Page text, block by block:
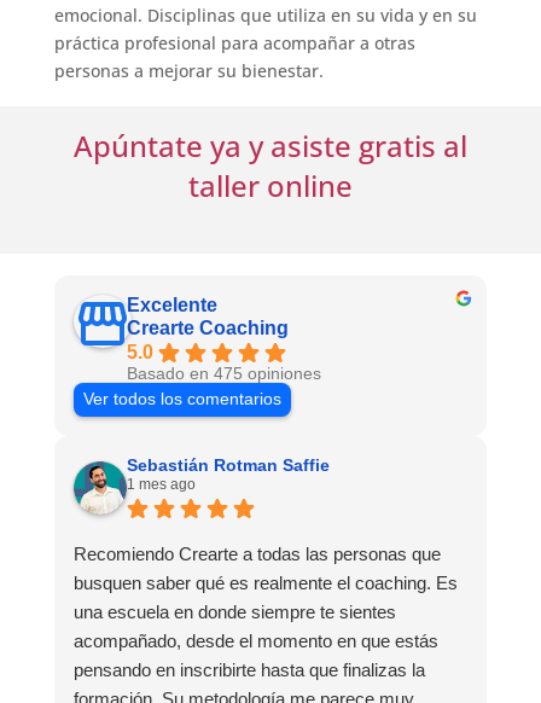
emocional. Disciplinas que utiliza en su vida y en su
práctica profesional para acompañar a otras
personas a mejorar su bienestar.
Apúntate ya y asiste gratis al
taller online
Excelente
Crearte Coaching
5.0
Basado en 475 opiniones
Ver todos los comentarios
Sebastián Rotman Saffie
1 mes ago
Recomiendo Crearte a todas las personas que
busquen saber qué es realmente el coaching. Es
una escuela en donde siempre te sientes
acompañado, desde el momento en que estás
pensando en inscribirte hasta que finalizas la
formación. Su metodología me parece muy